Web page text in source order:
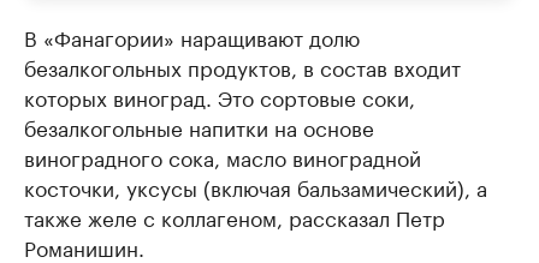
В «Фанагории» наращивают долю
безалкогольных продуктов, в состав входит
которых виноград. Это сортовые соки,
безалкогольные напитки на основе
виноградного сока, масло виноградной
косточки, уксусы (включая бальзамический), а
также желе с коллагеном, рассказал Петр
Романишин.